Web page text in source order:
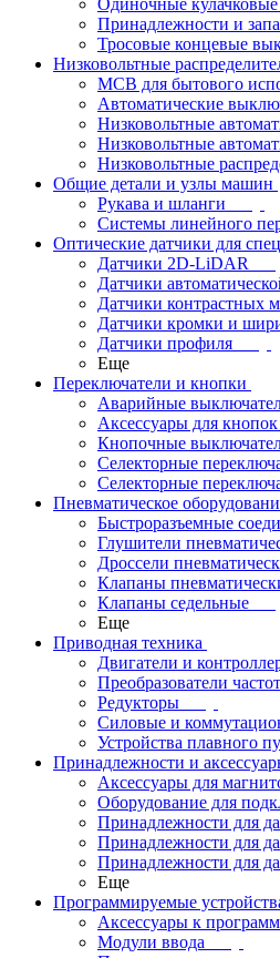
Одиночные
Принадлежности и
Тросовые концевые
Низковольтные
MCB для бытового
Автоматические
Низковольтные
Низковольтные
Низковольтные
Общие детали и узлы машин
Рукава и шланги
Системы линейного
Оптические датчики для
Датчики 2D-LiDAR
Датчики
Датчики контрастных
Датчики кромки и
Датчики профиля
Еще
Переключатели и кнопки
Аварийные
Аксессуары для
Кнопочные
Селекторные
Селекторные
Пневматическое
Быстроразъемные
Глушители
Дроссели
Клапаны
Клапаны седельные
Еще
Приводная техника
Двигатели и
Преобразователи
Редукторы
Силовые и
Устройства плавного
Принадлежности и
Аксессуары для
Оборудование для
Принадлежности для
Принадлежности для
Принадлежности для
Еще
Программируемые
Аксессуары к
Модули ввода